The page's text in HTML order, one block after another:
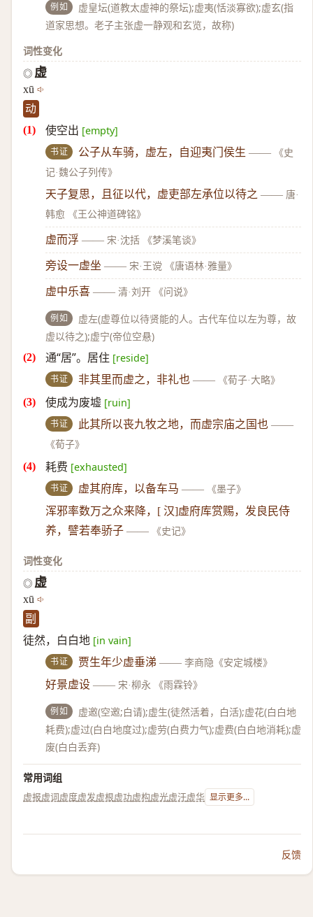
例如
虚皇坛(道教太虚神的祭坛);虚夷(恬淡寡欲);虚玄(指
道家思想。老子主张虚一静观和玄览，故称)
词性变化
◎ 虚
xū
动
使空出 [empty]
书证 公子从车骑，虚左，自迎夷门侯生 ——
《史
记·魏公子列传》
天子复思，且征以代，虚吏部左承位以待之 —— 唐·
韩愈 《王公神道碑铭》
虚而浮 —— 宋·沈括 《梦溪笔谈》
旁设一虚坐 —— 宋·王谠 《唐语林·雅量》
虚中乐喜 —— 清·刘开 《问说》
例如
虚左(虚尊位以待贤能的人。古代车位以左为尊，故
虚以待之);虚宁(帝位空悬)
通“居”。居住 [reside]
书证 非其里而虚之，非礼也 —— 《荀子·大略》
使成为废墟 [ruin]
书证 此其所以丧九牧之地，而虚宗庙之国也 ——
《荀子》
耗费 [exhausted]
书证 虚其府库，以备车马 —— 《墨子》
浑邪率数万之众来降，[ 汉]虚府库赏赐，发良民侍
养，譬若奉骄子 —— 《史记》
词性变化
◎ 虚
xū
副
徒然，白白地 [in vain]
书证 贾生年少虚垂涕 —— 李商隐《安定城楼》
好景虚设 —— 宋·柳永 《雨霖铃》
例如
虚邀(空邀;白请);虚生(徒然活着，白活);虚花(白白地
耗费);虚过(白白地度过);虚劳(白费力气);虚费(白白地消耗);虚
废(白白丢弃)
常用词组
虚报虚词虚度虚发虚根虚功虚构虚光虚汗虚华 显示更多...
反馈